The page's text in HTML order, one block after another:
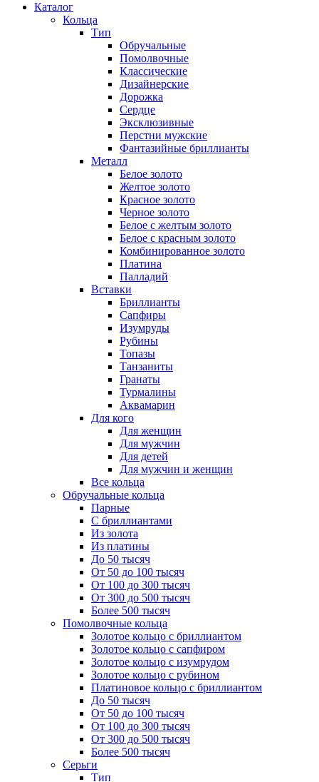
Каталог
Кольца
Тип
Обручальные
Помолвочные
Классические
Дизайнерские
Дорожка
Сердце
Эксклюзивные
Перстни мужские
Фантазийные бриллианты
Металл
Белое золото
Желтое золото
Красное золото
Черное золото
Белое с желтым золото
Белое с красным золото
Комбинированное золото
Платина
Палладий
Вставки
Бриллианты
Сапфиры
Изумруды
Рубины
Топазы
Танзаниты
Гранаты
Турмалины
Аквамарин
Для кого
Для женщин
Для мужчин
Для детей
Для мужчин и женщин
Все кольца
Обручальные кольца
Парные
С бриллиантами
Из золота
Из платины
До 50 тысяч
От 50 до 100 тысяч
От 100 до 300 тысяч
От 300 до 500 тысяч
Более 500 тысяч
Помолвочные кольца
Золотое кольцо с бриллиантом
Золотое кольцо с сапфиром
Золотое кольцо с изумрудом
Золотое кольцо с рубином
Платиновое кольцо с бриллиантом
До 50 тысяч
От 50 до 100 тысяч
От 100 до 300 тысяч
От 300 до 500 тысяч
Более 500 тысяч
Серьги
Тип